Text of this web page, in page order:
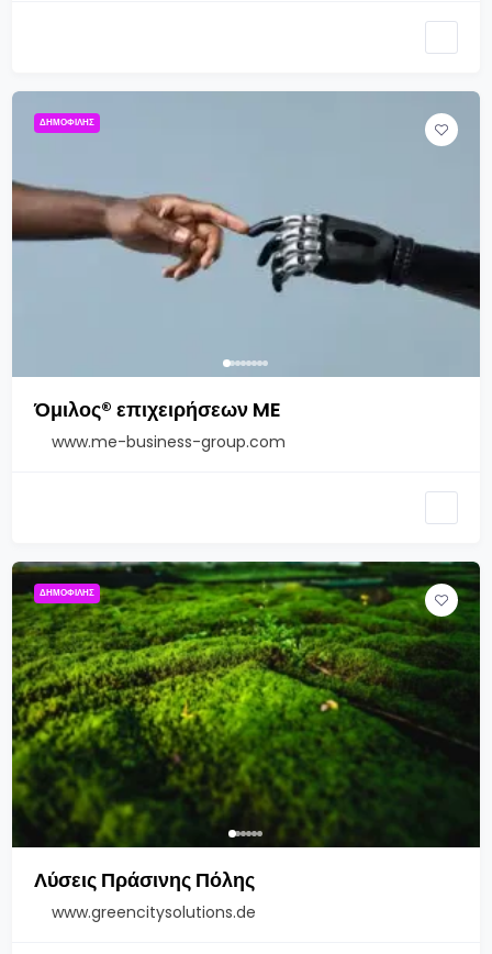
ΔΗΜΟΦΙΛΉΣ
Όμιλος® επιχειρήσεων ME
www.me-business-group.com
ΔΗΜΟΦΙΛΉΣ
Λύσεις Πράσινης Πόλης
www.greencitysolutions.de